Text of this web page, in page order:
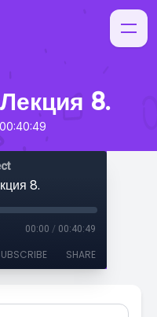
8.
00:40:49
8.
00:00 / 00:40:49
SHARE